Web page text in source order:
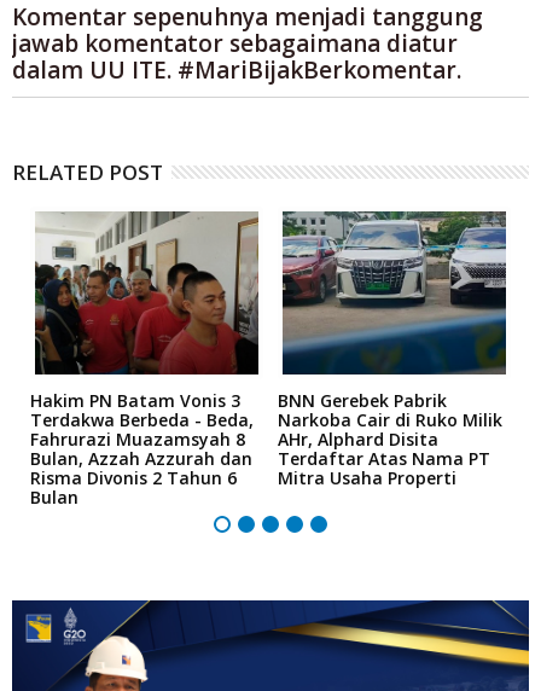
Komentar sepenuhnya menjadi tanggung
jawab komentator sebagaimana diatur
dalam UU ITE. #MariBijakBerkomentar.
RELATED POST
Hakim PN Batam Vonis 3
Terdakwa Berbeda - Beda,
Fahrurazi Muazamsyah 8
Bulan, Azzah Azzurah dan
Risma Divonis 2 Tahun 6
Bulan
BNN Gerebek Pabrik
Narkoba Cair di Ruko Milik
AHr, Alphard Disita
Terdaftar Atas Nama PT
Mitra Usaha Properti